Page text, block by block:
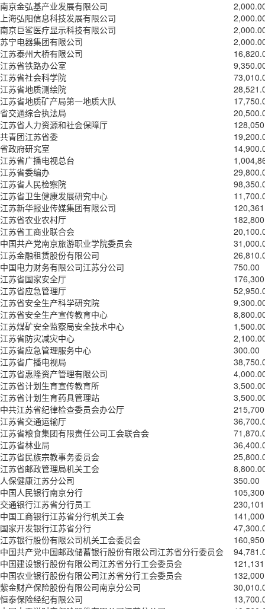
南京金弘基产业发展有限公司
上海弘阳信息科技发展有限公司
南京巨鲨医疗显示科技有限公司
苏宁电器集团有限公司
江苏泰州大桥有限公司
江苏省铁路办公室
江苏省社会科学院
江苏省地质测绘院
江苏省地质矿产局第一地质大队
省交通综合执法局
江苏省人力资源和社会保障厅
共青团江苏省委
省政府研究室
江苏省广播电视总台
江苏省委编办
江苏省人民检察院
江苏省卫生健康发展研究中心
江苏新华报业传媒集团有限公司
江苏省农业农村厅
江苏省工商业联合会
中国共产党南京旅游职业学院委员会
江苏金融租赁股份有限公司
中国电力财务有限公司江苏分公司
750.00
江苏省国家安全厅
江苏省应急管理厅
江苏省安全生产科学研究院
江苏省安全生产宣传教育中心
江苏煤矿安全监察局安全技术中心
江苏省防灾减灾中心
江苏省应急管理服务中心
300.00
江苏省广播电视局
江苏省惠隆资产管理有限公司
江苏省计划生育宣传教育所
江苏省计划生育药具管理站
中共江苏省纪律检查委员会办公厅
江苏省交通运输厅
江苏省粮食集团有限责任公司工会联合会
江苏省林业局
江苏省民族宗教事务委员会
江苏省邮政管理局机关工会
人保健康江苏分公司
350.00
中国人民银行南京分行
交通银行江苏省分行员工
中国工商银行江苏省分行机关工会
国家开发银行江苏省分行
江苏银行股份有限公司机关工会委员会
中国共产党中国邮政储蓄银行股份有限公司江苏省分行委员会
中国建设银行股份有限公司江苏省分行工会委员会
中国农业银行股份有限公司江苏省分行工会委员会
紫金财产保险股份有限公司南京分公司
恒泰保险经纪有限公司